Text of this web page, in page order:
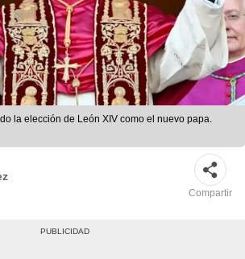
la elección de León XIV como el nuevo papa.
Compartir